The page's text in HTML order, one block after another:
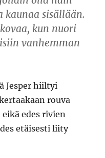
sisällään.
kun nuori
vanhemman
Jesper hiiltyi
rouva
edes rivien
etäisesti liity